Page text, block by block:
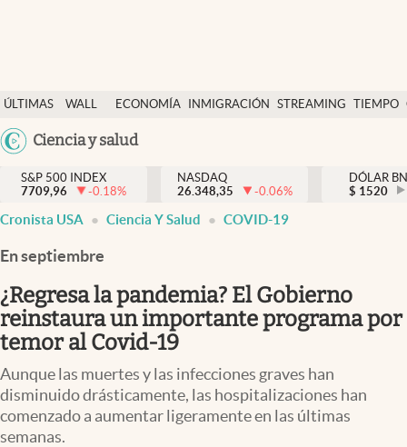
ÚLTIMAS
NOTICIAS
WALL
DÓLAR
ECONOMÍA INMIGRACIÓN STREAMING TIEMPO
México
Ciencia y salud
Finanzas y economía
Wall Street y dólar
Inmigración
Espiritual
Streaming
PC y mobile
Lifestyle
S&P 500 INDEX
7709,96
-0.18%
NASDAQ
26.348,35
-0.06%
DÓLAR
$ 1520
Cronista USA Ciencia Y Salud COVID-19
En septiembre
¿Regresa la pandemia? El Gobierno
reinstaura un importante programa por
temor al Covid-19
Aunque las muertes y las infecciones graves han
disminuido drásticamente, las hospitalizaciones han
comenzado a aumentar ligeramente en las últimas
semanas.